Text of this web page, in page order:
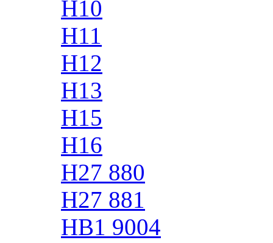
H10
H11
H12
H13
H15
H16
H27 880
H27 881
HB1 9004